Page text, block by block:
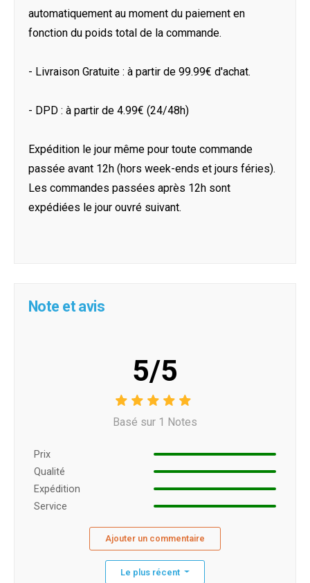
automatiquement au moment du paiement en
fonction du poids total de la commande.
- Livraison Gratuite : à partir de 99.99€ d'achat.
- DPD : à partir de 4.99€ (24/48h)
Expédition le jour même pour toute commande
passée avant 12h (hors week-ends et jours féries).
Les commandes passées après 12h sont
expédiées le jour ouvré suivant.
Note et avis
5/5
Basé sur 1 Notes
Prix ​​
Qualité
Expédition
Service
Ajouter un commentaire
Le plus récent